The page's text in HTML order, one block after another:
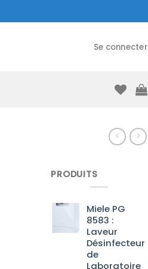
Se connecter
PRODUITS
Miele PG
8583 :
Laveur
Désinfecteur
de
Laboratoire